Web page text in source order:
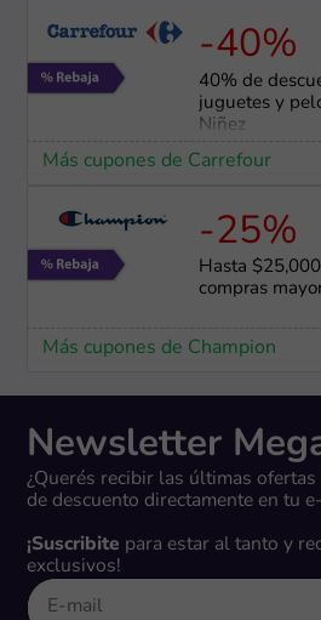
-40%
40% de
juguetes y
Niñez
Más cupones de Carrefour
-25%
Hasta
compras
Más cupones de Champion
Newsletter
¿Querés recibir las últimas
de descuento directamente en tu
¡Suscribite para estar al tanto y
exclusivos!